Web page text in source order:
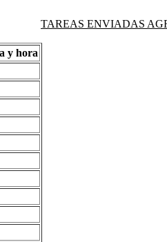
TAREAS ENVIADAS
y hora